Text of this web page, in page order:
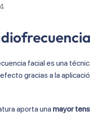
facial es una
gracias a la
aporta una mayor